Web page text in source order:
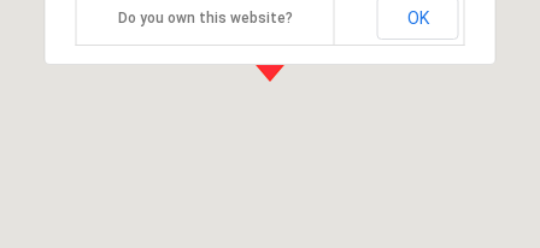
Do you own this website? OK